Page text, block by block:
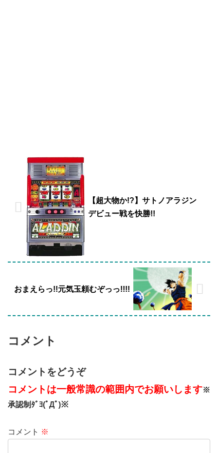
【超大物か!?】サトノアラジン
デビュー戦を快勝!!
おまえらっ!!元気玉頼むぞっっ!!!!
コメント
コメントをどうぞ
コメントは一般常識の範囲内でお願いします※
承認制ﾀﾞﾖ(ﾟДﾟ)※
コメント ※